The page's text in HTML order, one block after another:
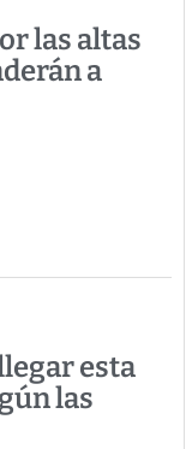
las altas
a
esta
las